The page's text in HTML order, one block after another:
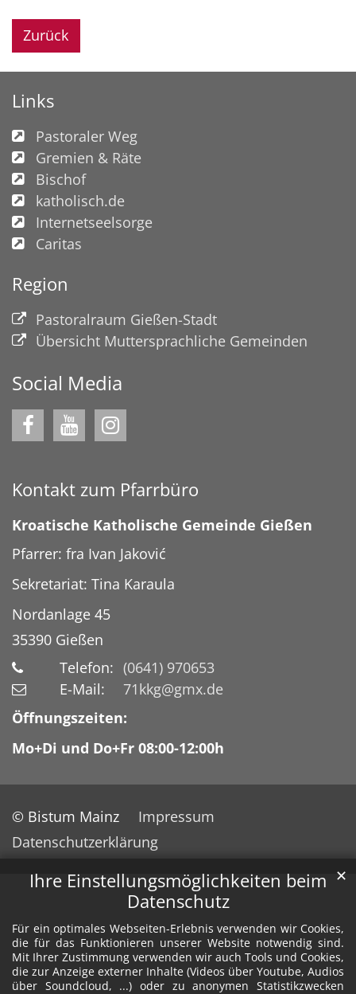
Ihre Einstellungsmöglichkeiten beim
Datenschutz
Für ein optimales Webseiten-Erlebnis verwenden wir Cookies,
die für das Funktionieren unserer Website notwendig sind.
Mit Ihrer Zustimmung verwenden wir auch Tools und Cookies,
die zur Anzeige externer Inhalte (Videos über Youtube, Audios
über Soundcloud, ...) oder zu anonymen Statistikzwecken
✕
Zurück
Links
Pastoraler Weg
Gremien & Räte
Bischof
katholisch.de
Internetseelsorge
Caritas
Region
Pastoralraum Gießen-Stadt
Übersicht Muttersprachliche Gemeinden
Social Media
Kontakt zum Pfarrbüro
Kroatische Katholische Gemeinde Gießen
Pfarrer: fra Ivan Jaković
Sekretariat: Tina Karaula
Nordanlage 45
35390 Gießen
Telefon: (0641) 970653
E-Mail:
71kkg@gmx.de
Öffnungszeiten:
Mo+Di und Do+Fr 08:00-12:00h
© Bistum Mainz
Impressum
Datenschutzerklärung